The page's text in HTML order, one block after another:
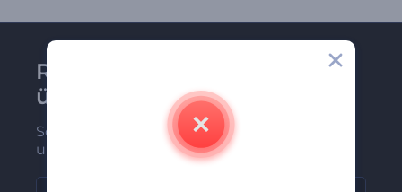
Renderforest bültenine
üye olun
Son haber ve tekliflerimiz ilk olarak size
ulaşsın